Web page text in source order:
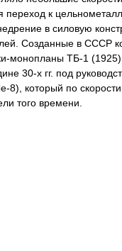
переход к
в силовую
Созданные в СССР
монопланы ТБ-1
30-х гг. под
который по
того времени.